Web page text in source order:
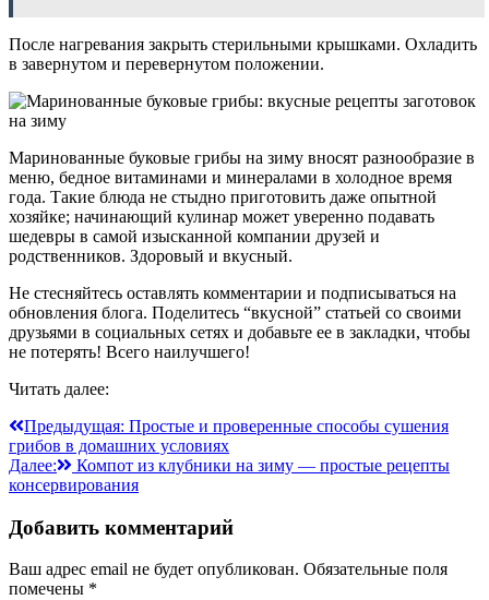
После нагревания закрыть стерильными крышками. Охладить
в завернутом и перевернутом положении.
Маринованные буковые грибы на зиму вносят разнообразие в
меню, бедное витаминами и минералами в холодное время
года. Такие блюда не стыдно приготовить даже опытной
хозяйке; начинающий кулинар может уверенно подавать
шедевры в самой изысканной компании друзей и
родственников. Здоровый и вкусный.
Не стесняйтесь оставлять комментарии и подписываться на
обновления блога. Поделитесь “вкусной” статьей со своими
друзьями в социальных сетях и добавьте ее в закладки, чтобы
не потерять! Всего наилучшего!
Читать далее:
Навигация
по
записям
Предыдущая: Простые и проверенные способы сушения
грибов в домашних условиях
Далее:
Компот из клубники на зиму — простые рецепты
консервирования
Добавить комментарий
Ваш адрес email не будет опубликован. Обязательные поля
помечены *